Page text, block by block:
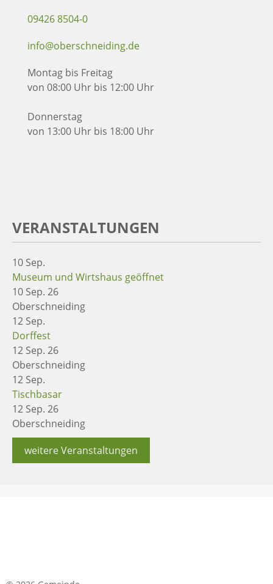
09426 8504-0
info@oberschneiding.de
Montag bis Freitag
von 08:00 Uhr bis 12:00 Uhr
Donnerstag
von 13:00 Uhr bis 18:00 Uhr
VERANSTALTUNGEN
10 Sep.
Museum und Wirtshaus geöffnet
10 Sep. 26
Oberschneiding
12 Sep.
Dorffest
12 Sep. 26
Oberschneiding
12 Sep.
Tischbasar
12 Sep. 26
Oberschneiding
weitere Veranstaltungen